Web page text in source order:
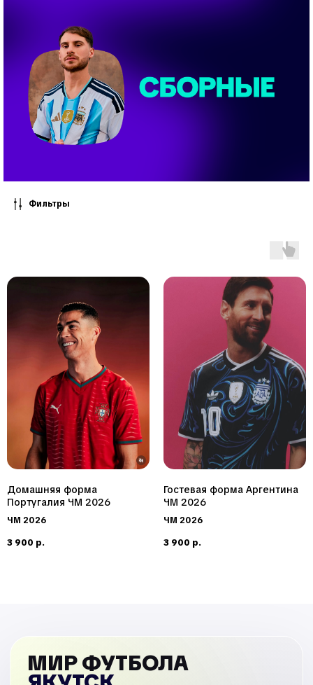
Фильтры
Домашняя форма
Португалия ЧМ 2026
ЧМ 2026
3 900 р.
Гостевая форма Аргентина
ЧМ 2026
ЧМ 2026
3 900 р.
МИР ФУТБОЛА